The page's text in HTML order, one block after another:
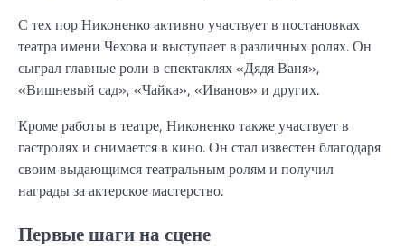
С тех пор Никоненко активно участвует в постановках
театра имени Чехова и выступает в различных ролях. Он
сыграл главные роли в спектаклях «Дядя Ваня»,
«Вишневый сад», «Чайка», «Иванов» и других.
Кроме работы в театре, Никоненко также участвует в
гастролях и снимается в кино. Он стал известен благодаря
своим выдающимся театральным ролям и получил
награды за актерское мастерство.
Первые шаги на сцене